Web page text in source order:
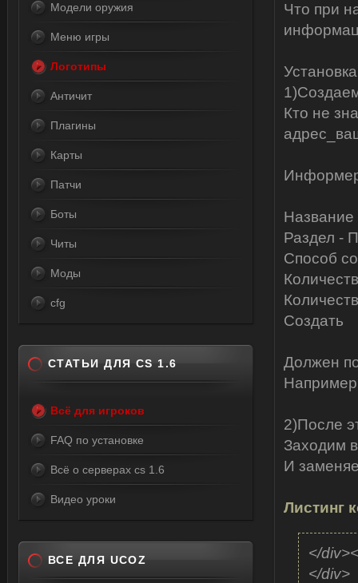
Что при
Кто не
Раздел -
Способ
Создать
Должен
Например
2)После
Заходим
И
Листинг
</
</div>
Модели оружия
Меню игры
Логотипы
Античит
Плагины
Карты
Патчи
Боты
Читы
Моды
cfg
СТАТЬИ ДЛЯ CS 1.6
Всё для игроков
FAQ по установке
Всё о серверах cs 1.6
Видео уроки
ВСЕ ДЛЯ UCOZ